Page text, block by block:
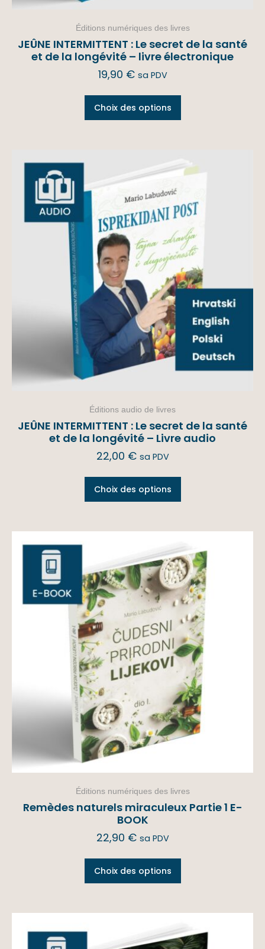
Éditions numériques des livres
JEÛNE INTERMITTENT : Le secret de la santé
et de la longévité – livre électronique
19,90 € sa PDV
Choix des options
Éditions audio de livres
JEÛNE INTERMITTENT : Le secret de la santé
et de la longévité – Livre audio
22,00 € sa PDV
Choix des options
Éditions numériques des livres
Remèdes naturels miraculeux Partie 1 E-
BOOK
22,90 € sa PDV
Choix des options